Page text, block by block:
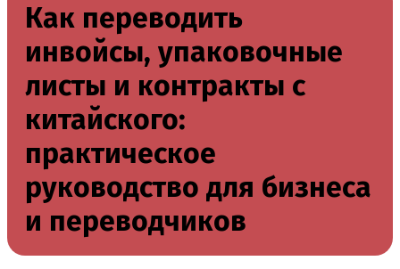
Как переводить
инвойсы, упаковочные
листы и контракты с
китайского:
практическое
руководство для бизнеса
и переводчиков